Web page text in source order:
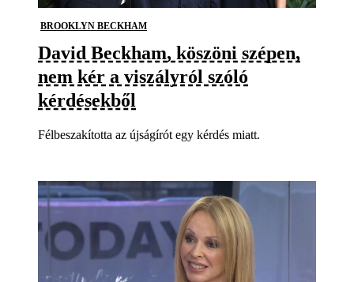
BROOKLYN BECKHAM
David Beckham, köszöni szépen,
nem kér a viszályról szóló
kérdésekből
Félbeszakította az újságírót egy kérdés miatt.